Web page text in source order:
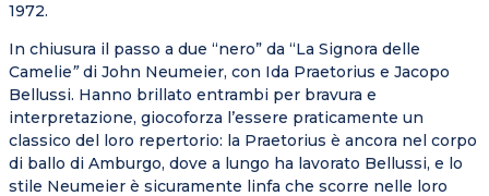
1972.
In chiusura il passo a due “nero” da “La Signora delle
Camelie”di John Neumeier, con Ida Praetorius e Jacopo
Bellussi. Hanno brillato entrambi per bravura e
interpretazione, giocoforza l’essere praticamente un
classico del loro repertorio: la Praetorius è ancora nel corpo
di ballo di Amburgo, dove a lungo ha lavorato Bellussi, e lo
stile Neumeier è sicuramente linfa che scorre nelle loro